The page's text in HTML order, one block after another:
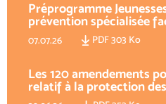
Préprogramme
prévention spécialisée
07.07.26 PDF 303 Ko
Les 120 amendements
relatif à la protection